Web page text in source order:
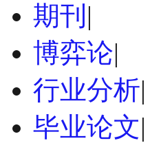
期刊 |
博弈论|
行业分析|
毕业论文|